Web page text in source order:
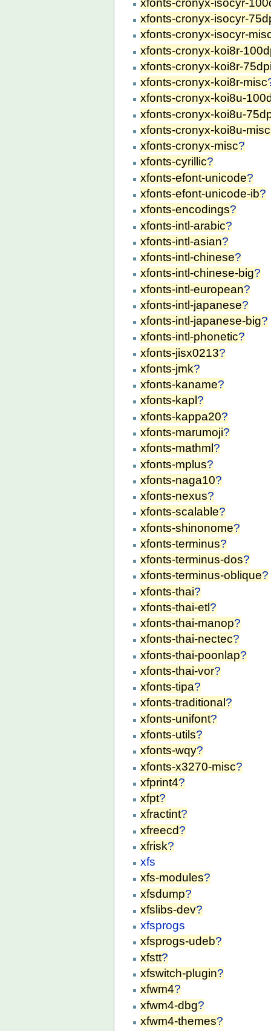
xfonts-cronyx-isocyr-
xfonts-cronyx-isocyr-
xfonts-cronyx-isocyr-
xfonts-cronyx-koi8r-
xfonts-cronyx-koi8r-
xfonts-cronyx-koi8r-misc
xfonts-cronyx-koi8u-
xfonts-cronyx-koi8u-
xfonts-cronyx-koi8u-misc
xfonts-cronyx-misc?
xfonts-cyrillic?
xfonts-efont-unicode?
xfonts-efont-unicode-ib?
xfonts-encodings?
xfonts-intl-arabic?
xfonts-intl-asian?
xfonts-intl-chinese?
xfonts-intl-chinese-big?
xfonts-intl-european?
xfonts-intl-japanese?
xfonts-intl-japanese-big?
xfonts-intl-phonetic?
xfonts-jisx0213?
xfonts-jmk?
xfonts-kaname?
xfonts-kapl ?
xfonts-kappa20?
xfonts-marumoji?
xfonts-mathml ?
xfonts-mplus?
xfonts-naga10?
xfonts-nexus?
xfonts-scalable?
xfonts-shinonome?
xfonts-terminus?
xfonts-terminus-dos?
xfonts-terminus-oblique?
xfonts-thai?
xfonts-thai-etl ?
xfonts-thai-manop?
xfonts-thai-nectec?
xfonts-thai-poonlap?
xfonts-thai-vor?
xfonts-tipa?
xfonts-traditional ?
xfonts-unifont?
xfonts-utils?
xfonts-wqy?
xfonts-x3270-misc?
xfprint4?
xfpt?
xfractint?
xfreecd?
xfrisk?
xfs
xfs-modules?
xfsdump?
xfslibs-dev?
xfsprogs
xfsprogs-udeb?
xfstt?
xfswitch-plugin?
xfwm4?
xfwm4-dbg?
xfwm4-themes?